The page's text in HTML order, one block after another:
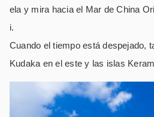
ela y mira hacia el Mar de China
i.
Cuando el tiempo está despejado,
Kudaka en el este y las islas